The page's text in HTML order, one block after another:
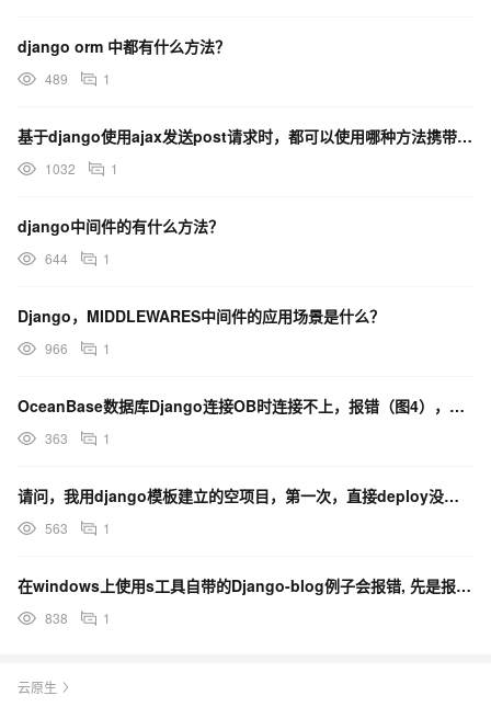
django orm 中都有什么方法？
489 1
基于django使用ajax发送post请求时，都可以使用哪种方法携带csrf token？
1032 1
django中间件的有什么方法？
644 1
Django，MIDDLEWARES中间件的应用场景是什么？
966 1
OceanBase数据库Django连接OB时连接不上，报错（图4），这个有什么解决方法吗？
363 1
请问，我用django模板建立的空项目，第一次，直接deploy没问题。第二次build没报错。第二
563 1
在windows上使用s工具自带的Django-blog例子会报错, 先是报短个依赖contaxva
838 1
云原生